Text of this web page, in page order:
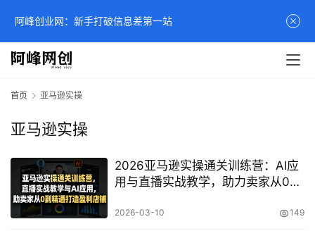
首页 亚马逊实操
亚马逊实操
2026亚马逊实操通关训练营：AI应
用与直播实战教学，助力卖家从0到
2026-03-10 149
阿峰创业网：新手打破信息差第一站